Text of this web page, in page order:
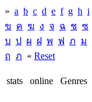
» a b c d e f g h i
ข ค ฆ ง จ ฉ ช ซ
บ ป ผ ฝ พ ฟ ภ ม
ฤ ฦ « Reset
stats online Genres